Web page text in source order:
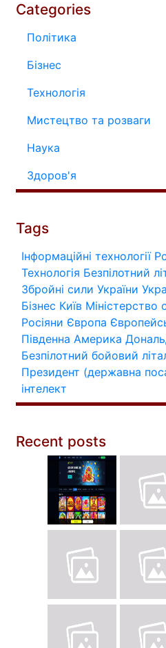
Categories
Політика
Бізнес
Технологія
Мистецтво та розваги
Наука
Здоров'я
Tags
Інформаційні технології
Технологія Безпілотний
Збройні сили України
Бізнес Київ Міністерство
Росіяни Європа
Південна Америка
Безпілотний бойовий
Президент (державна
інтелект
Recent posts